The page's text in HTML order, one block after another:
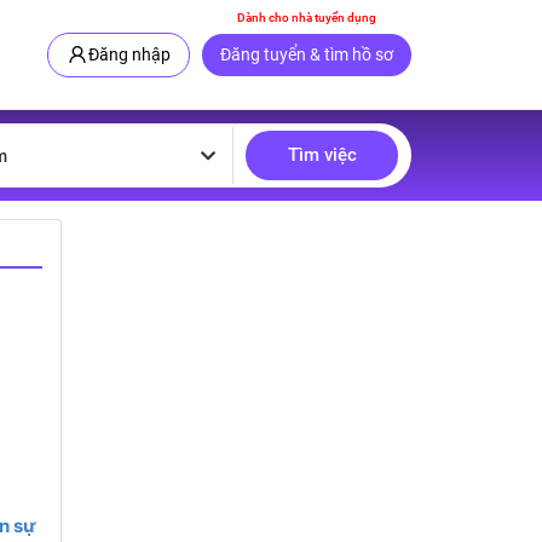
Dành cho nhà tuyển dụng
Đăng nhập Đăng tuyển & tìm hồ sơ
Tìm việc
sự